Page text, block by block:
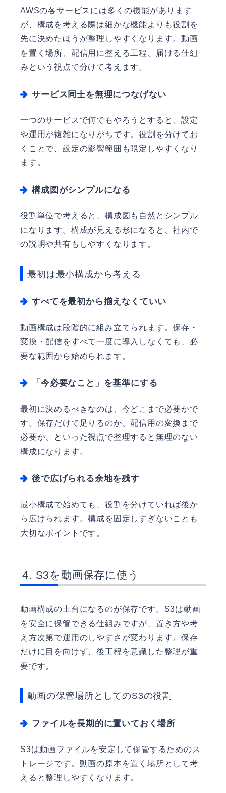
AWSの各サービスには多くの機能があります
が、構成を考える際は細かな機能よりも役割を
先に決めたほうが整理しやすくなります。動画
を置く場所、配信用に整える工程、届ける仕組
みという視点で分けて考えます。
サービス同士を無理につなげない
一つのサービスで何でもやろうとすると、設定
や運用が複雑になりがちです。役割を分けてお
くことで、設定の影響範囲も限定しやすくなり
ます。
構成図がシンプルになる
役割単位で考えると、構成図も自然とシンプル
になります。構成が見える形になると、社内で
の説明や共有もしやすくなります。
最初は最小構成から考える
すべてを最初から揃えなくていい
動画構成は段階的に組み立てられます。保存・
変換・配信をすべて一度に導入しなくても、必
要な範囲から始められます。
「今必要なこと」を基準にする
最初に決めるべきなのは、今どこまで必要かで
す。保存だけで足りるのか、配信用の変換まで
必要か、といった視点で整理すると無理のない
構成になります。
後で広げられる余地を残す
最小構成で始めても、役割を分けていれば後か
ら広げられます。構成を固定しすぎないことも
大切なポイントです。
S3を動画保存に使う
動画構成の土台になるのが保存です。S3は動画
を安全に保管できる仕組みですが、置き方や考
え方次第で運用のしやすさが変わります。保存
だけに目を向けず、後工程を意識した整理が重
要です。
動画の保管場所としてのS3の役割
ファイルを長期的に置いておく場所
S3は動画ファイルを安定して保管するためのス
トレージです。動画の原本を置く場所として考
えると整理しやすくなります。